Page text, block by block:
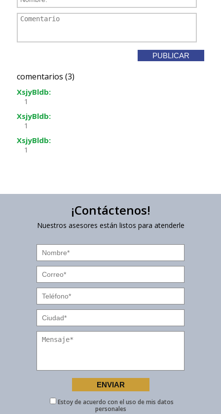
comentarios (3)
XsjyBldb:
1
XsjyBldb:
1
XsjyBldb:
1
¡Contáctenos!
Nuestros asesores están listos para atenderle
Estoy de acuerdo con el uso de mis datos
personales